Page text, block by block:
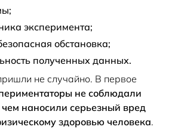
эксперимента;
обстановка;
полученных данных.
не случайно. В первое
не соблюдали
наносили серьезный вред
здоровью человека.